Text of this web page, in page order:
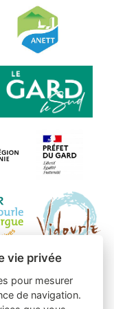
vie privée
pour mesurer
de navigation.